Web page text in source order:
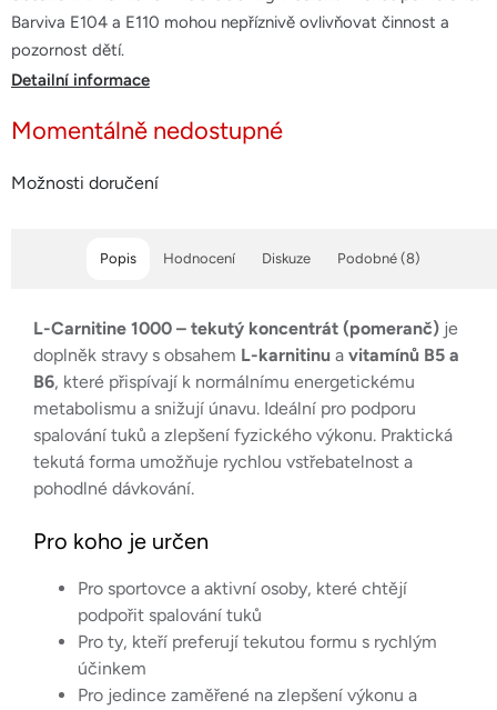
Momentálně nedostupné
Možnosti doručení
Barviva E104 a E110 mohou nepříznivě ovlivňovat činnost a
pozornost dětí.
Detailní informace
Popis Podobné (8)
Hodnocení Diskuze
L-Carnitine 1000 – tekutý koncentrát (pomeranč) je
doplněk stravy s obsahem L-karnitinu a vitamínů B5 a
B6, které přispívají k normálnímu energetickému
metabolismu a snižují únavu. Ideální pro podporu
spalování tuků a zlepšení fyzického výkonu. Praktická
tekutá forma umožňuje rychlou vstřebatelnost a
pohodlné dávkování.
Pro koho je určen
Pro sportovce a aktivní osoby, které chtějí
podpořit spalování tuků
Pro ty, kteří preferují tekutou formu s rychlým
účinkem
Pro jedince zaměřené na zlepšení výkonu a